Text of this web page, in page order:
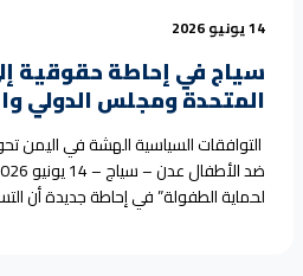
14 يونيو 2026
سياج في إحاطة حقوقية
المتحدة ومجلس الدولي
التوافقات السياسية الهشة في اليمن
لحماية الطفولة” في إحاطة جديدة أن